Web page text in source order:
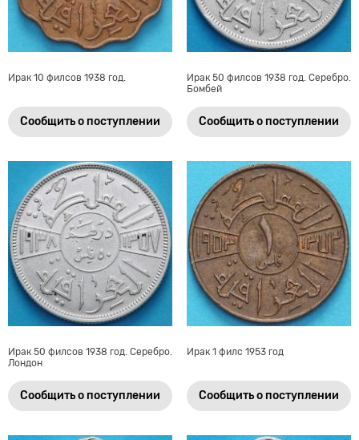
Ирак 10 филсов 1938 год.
Сообщить о поступлении
Ирак 50 филсов 1938 год. Серебро.
Бомбей
Сообщить о поступлении
Ирак 50 филсов 1938 год. Серебро.
Лондон
Сообщить о поступлении
Ирак 1 филс 1953 год
Сообщить о поступлении